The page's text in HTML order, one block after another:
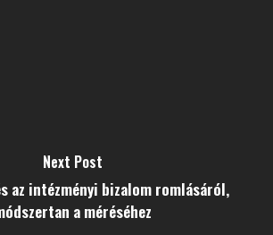
Next Post
az intézményi bizalom romlásáról,
a méréséhez